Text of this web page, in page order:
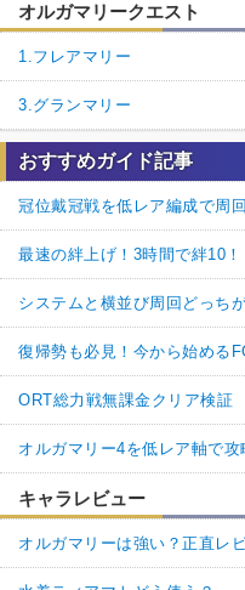
オルガマリークエスト
1.フレアマリー
3.グランマリー
おすすめガイド記事
冠位戴冠戦を低レア編成で周回
最速の絆上げ！3時間で絆10！
システムと横並び周回どっち
復帰勢も必見！今から始める
ORT総力戦無課金クリア検証
オルガマリー4を低レア軸で攻
キャラレビュー
オルガマリーは強い？正直レ